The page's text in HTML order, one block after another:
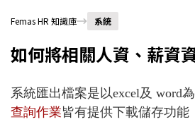
Femas HR 知識庫 系統
如何將相關人資、薪資
系統匯出檔案是以excel及 word
查詢作業皆有提供下載儲存功能